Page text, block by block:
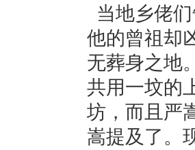
当地乡佬
他的曾祖却
无葬身之地
共用一坟的
坊，而且严
嵩提及了。